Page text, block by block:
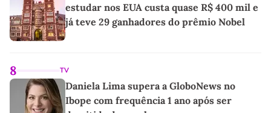
estudar nos EUA custa quase R$ 400 mil e
já teve 29 ganhadores do prêmio Nobel
8 TV
Daniela Lima supera a GloboNews no
Ibope com frequência 1 ano após ser